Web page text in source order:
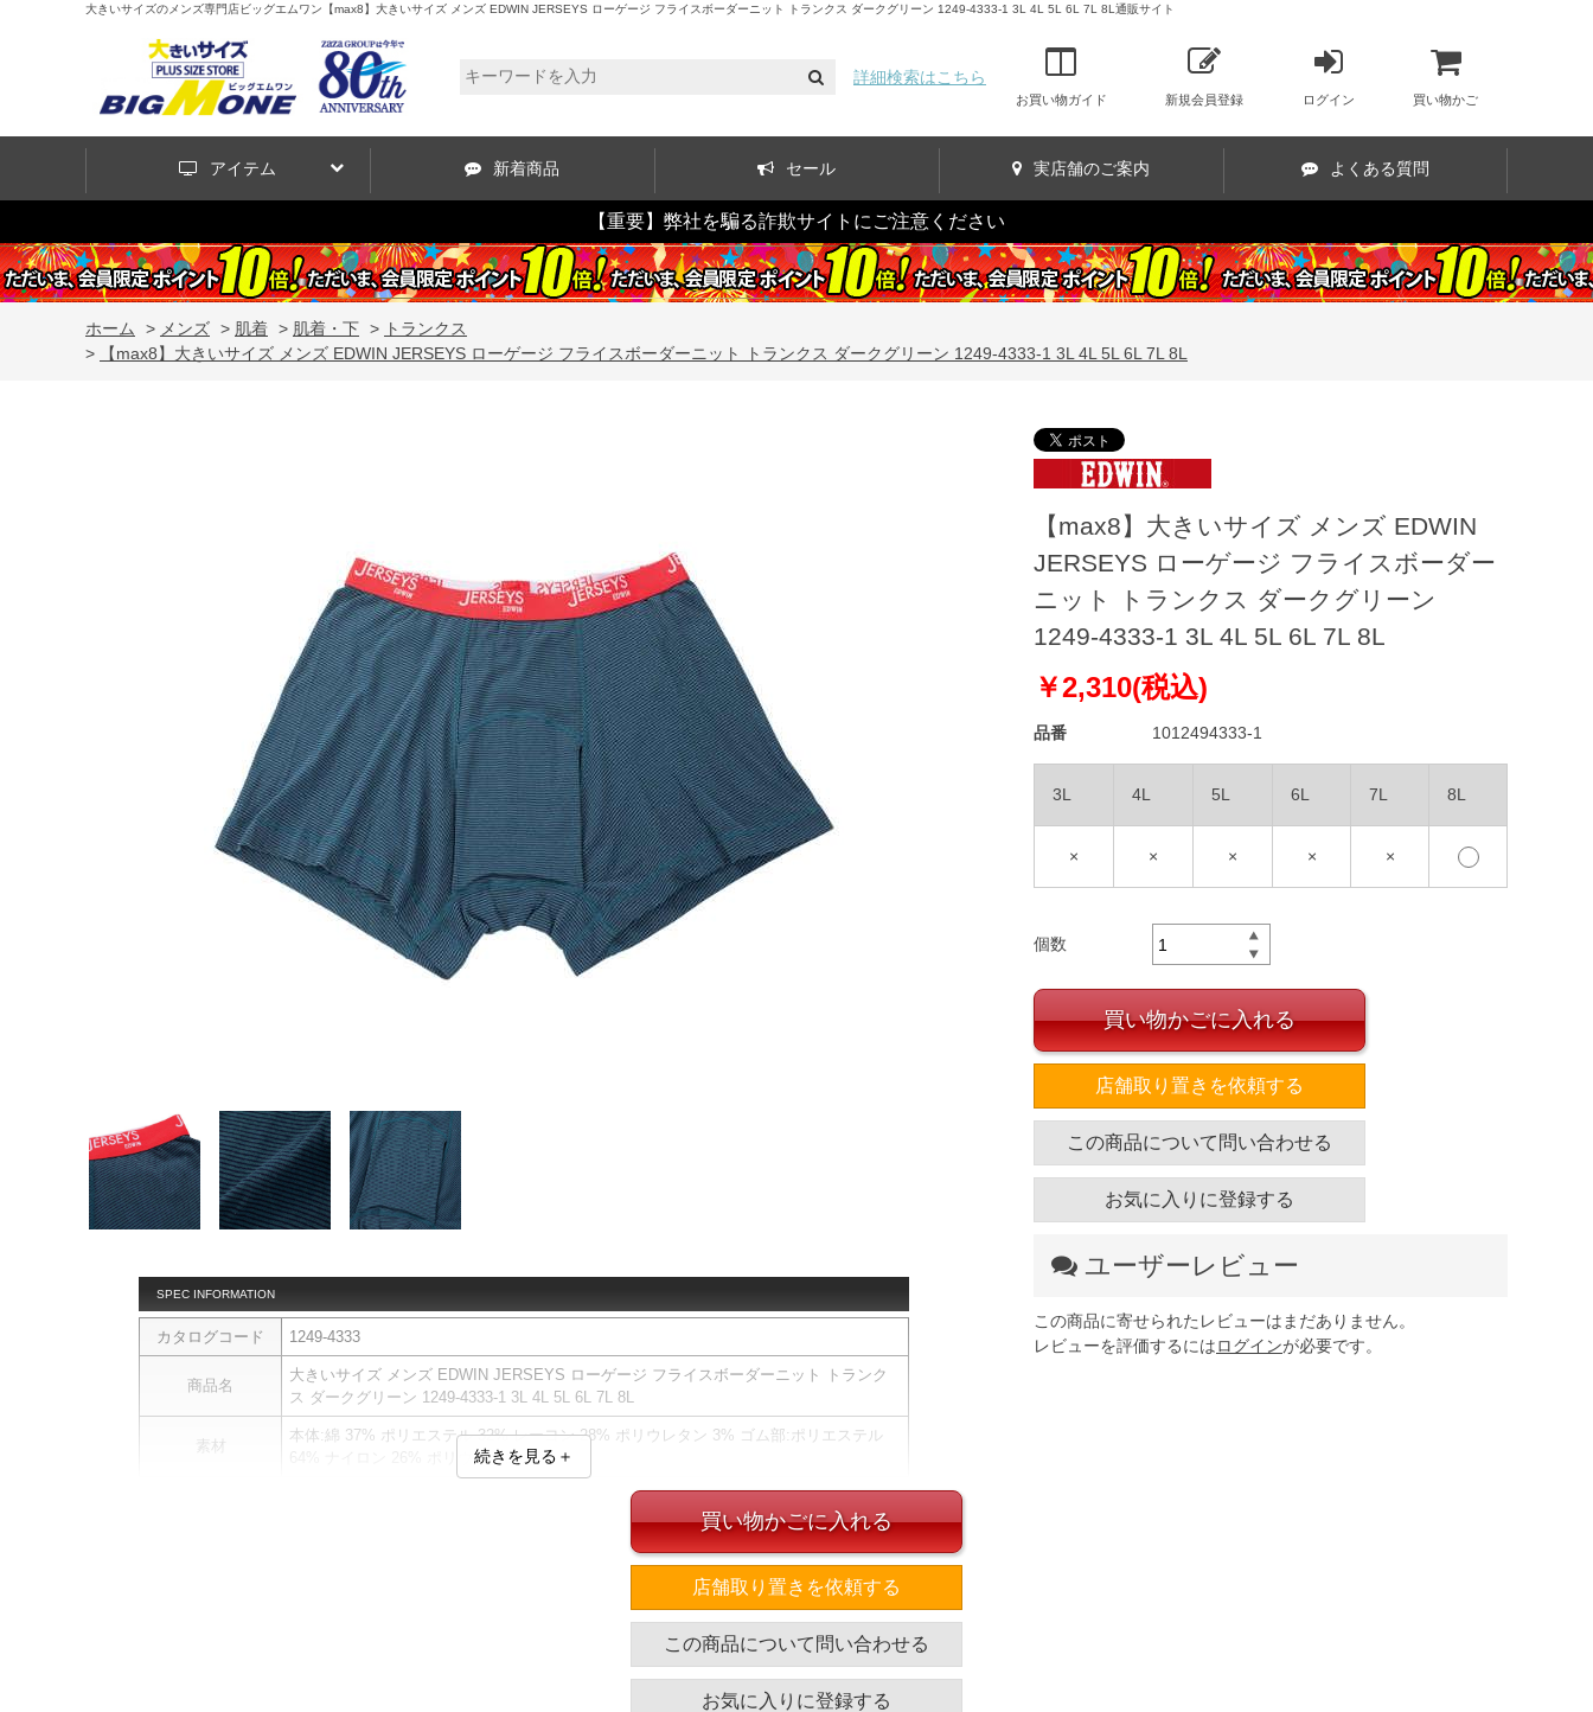
大きいサイズのメンズ専門店ビッグエムワン【max8】大きいサイズ メンズ EDWIN JERSEYS ローゲージ フライスボーダーニット トランクス ダークグリーン 1249-4333-1 3L 4L 5L 6L 7L 8L通販サイト
詳細検索はこちら
お買い物ガイド 新規会員登録 ログイン 買い物かご
アイテム 新着商品 セール 実店舗のご案内 よくある質問
【重要】弊社を騙る詐欺サイトにご注意ください
ホーム > メンズ > 肌着 > 肌着・下 > トランクス
>
【max8】大きいサイズ メンズ EDWIN JERSEYS ローゲージ フライスボーダーニット トランクス ダークグリーン 1249-4333-1 3L 4L 5L 6L 7L 8L
SPEC INFORMATION
カタログコード 1249-4333
商品名
大きいサイズ メンズ EDWIN JERSEYS ローゲージ フライスボーダーニット トランク
ス ダークグリーン 1249-4333-1 3L 4L 5L 6L 7L 8L
素材
本体:綿 37% ポリエステル 32% レーヨン 28% ポリウレタン 3% ゴム部:ポリエステル
64% ナイロン 26% ポリウレタン 10%
サイズ表のウエストサイズは適応範囲となります。
ウエスト(適応)
続きを見る＋
【max8】大きいサイズ メンズ EDWIN
JERSEYS ローゲージ フライスボーダー
ニット トランクス ダークグリーン
1249-4333-1 3L 4L 5L 6L 7L 8L
￥2,310(税込)
品番 1012494333-1
3L 4L 5L 6L 7L 8L
× × × × ×
個数
買い物かごに入れる
店舗取り置きを依頼する
この商品について問い合わせる
お気に入りに登録する
ユーザーレビュー
この商品に寄せられたレビューはまだありません。
レビューを評価するにはログインが必要です。
買い物かごに入れる
店舗取り置きを依頼する
この商品について問い合わせる
お気に入りに登録する